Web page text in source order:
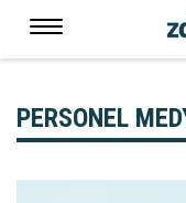
PERSONEL